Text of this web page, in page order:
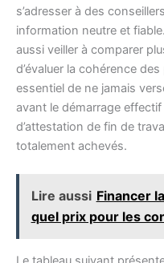
s’adresser à des
information neutre et
aussi veiller à comparer
d’évaluer la cohérence
essentiel de ne jamais
avant le démarrage
d’attestation de fin de
totalement achevés.
Lire aussi Financer
quel prix pour les